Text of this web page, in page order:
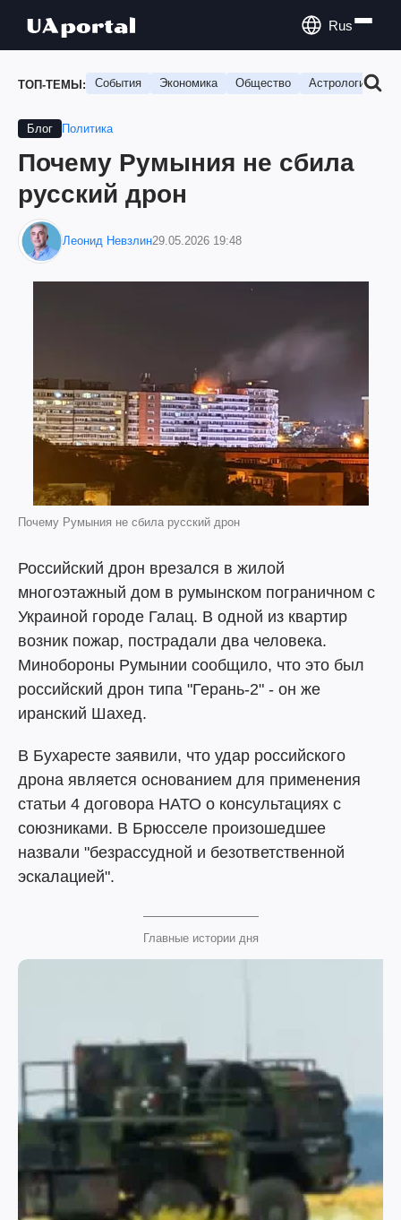
Rus
ТОП-ТЕМЫ: События Экономика Общество Астрология
Блог Политика
Почему Румыния не сбила
русский дрон
Леонид Невзлин29.05.2026 19:48
Почему Румыния не сбила русский дрон
Российский дрон врезался в жилой
многоэтажный дом в румынском пограничном с
Украиной городе Галац. В одной из квартир
возник пожар, пострадали два человека.
Минобороны Румынии сообщило, что это был
российский дрон типа "Герань-2" - он же
иранский Шахед.
В Бухаресте заявили, что удар российского
дрона является основанием для применения
статьи 4 договора НАТО о консультациях с
союзниками. В Брюсселе произошедшее
назвали "безрассудной и безответственной
эскалацией".
Главные истории дня